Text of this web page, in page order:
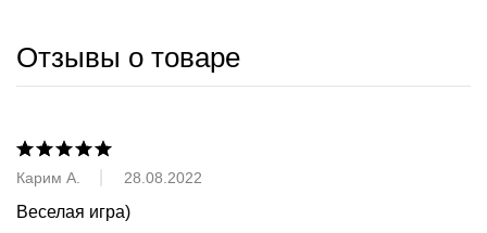
Отзывы о товаре
Карим А. 28.08.2022
Веселая игра)